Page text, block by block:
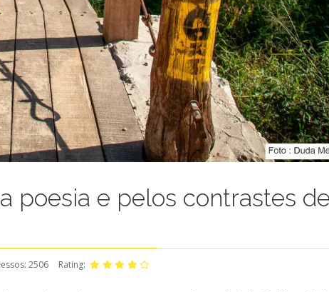
poesia e pelos contrastes de
2506 Rating: